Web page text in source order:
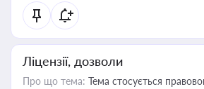
Ліцензії, дозволи
Про що тема: Тема стосується